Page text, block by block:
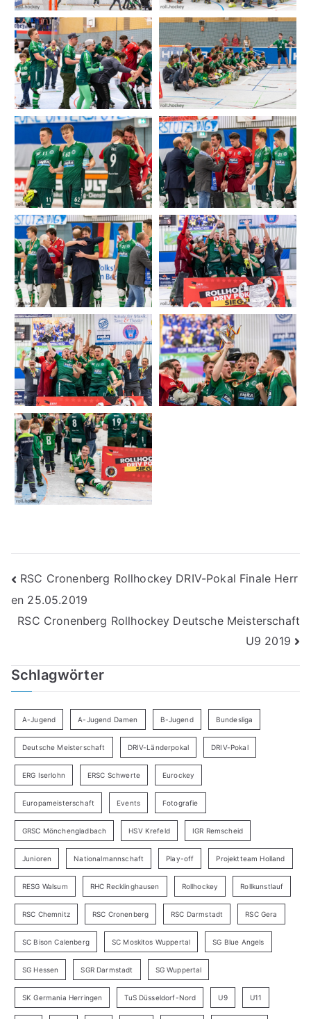
Beitragsnavigation
RSC Cronenberg Rollhockey DRIV-Pokal Finale Herr
en 25.05.2019
RSC Cronenberg Rollhockey Deutsche Meisterschaft
U9 2019
Schlagwörter
A-Jugend A-Jugend Damen B-Jugend Bundesliga
Deutsche Meisterschaft DRIV-Länderpokal DRIV-Pokal
ERG Iserlohn ERSC Schwerte Eurockey
Europameisterschaft Events Fotografie
GRSC Mönchengladbach HSV Krefeld IGR Remscheid
Junioren Nationalmannschaft Play-off Projektteam Holland
RESG Walsum RHC Recklinghausen Rollhockey Rollkunstlauf
RSC Chemnitz RSC Cronenberg RSC Darmstadt RSC Gera
SC Bison Calenberg SC Moskitos Wuppertal SG Blue Angels
SG Hessen SGR Darmstadt SG Wuppertal
SK Germania Herringen TuS Düsseldorf-Nord U9 U11